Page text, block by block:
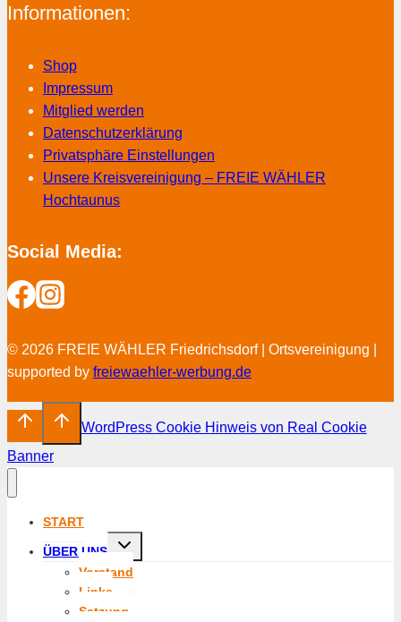
Informationen:
Shop
Impressum
Mitglied werden
Datenschutzerklärung
Privatsphäre Einstellungen
Unsere Kreisvereinigung – FREIE WÄHLER
Hochtaunus
Social Media:
© 2026 FREIE WÄHLER Friedrichsdorf | Ortsvereinigung |
supported by freiewaehler-werbung.de
WordPress Cookie Hinweis von Real Cookie
Banner
START
ÜBER UNS
Untermenü
Vorstand
Links
Satzung